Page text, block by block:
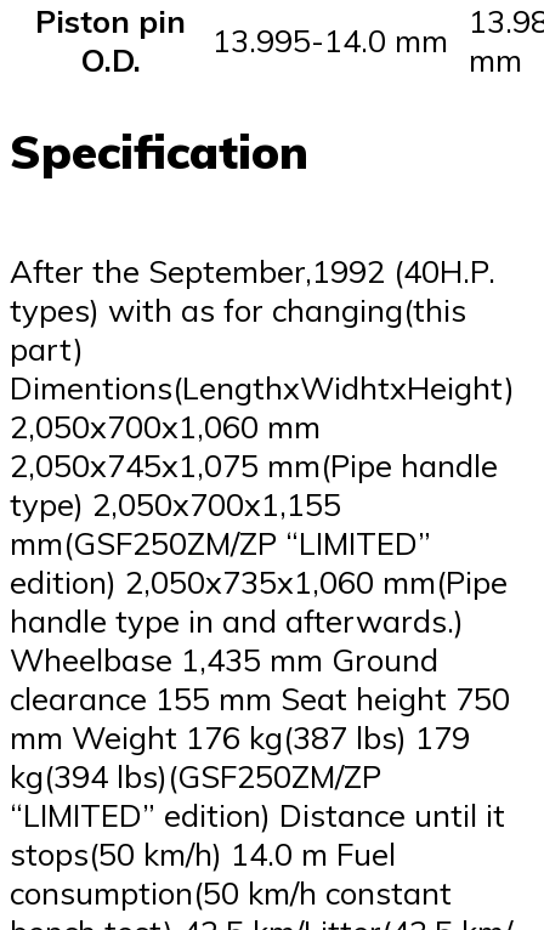
Piston pin
O.D.
13.995-14.0 mm mm
Specification
After the September,1992 (40H.P.
types) with as for changing(this
part)
Dimentions(LengthxWidhtxHeight)
2,050x700x1,060 mm
2,050x745x1,075 mm(Pipe handle
type) 2,050x700x1,155
mm(GSF250ZM/ZP “LIMITED”
edition) 2,050x735x1,060 mm(Pipe
handle type in and afterwards.)
Wheelbase 1,435 mm Ground
clearance 155 mm Seat height 750
mm Weight 176 kg(387 lbs) 179
kg(394 lbs)(GSF250ZM/ZP
“LIMITED” edition) Distance until it
stops(50 km/h) 14.0 m Fuel
consumption(50 km/h constant